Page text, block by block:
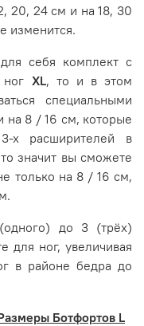
20, 24 см и на 18, 30
изменится.
себя комплект с
XL, то и в этом
специальными
на 8 / 16 см, которые
х расширителей в
значит вы сможете
только на 8 / 16 см,
до 3 (трёх)
для ног, увеличивая
в районе бедра до
Ботфортов L